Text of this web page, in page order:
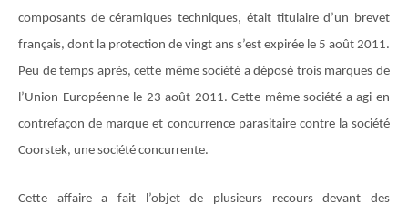
composants de céramiques techniques, était titulaire d’un brevet
français, dont la protection de vingt ans s’est expirée le 5 août 2011.
Peu de temps après, cette même société a déposé trois marques de
l’Union Européenne le 23 août 2011. Cette même société a agi en
contrefaçon de marque et concurrence parasitaire contre la société
Coorstek, une société concurrente.
Cette affaire a fait l’objet de plusieurs recours devant des